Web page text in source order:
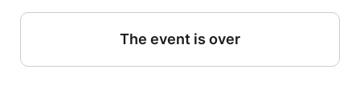
The event is over